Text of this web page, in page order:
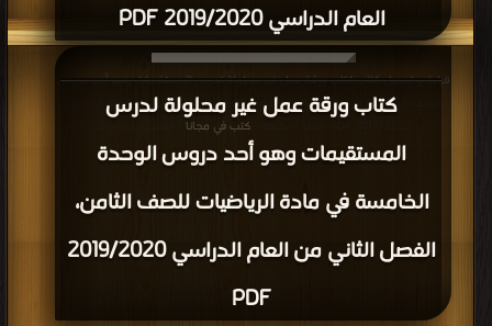
العام الدراسي 2019/2020 PDF
كتاب ورقة عمل غير محلولة لدرس
المستقيمات وهو أحد دروس الوحدة
الخامسة في مادة الرياضيات للصف الثامن،
الفصل الثاني من العام الدراسي 2019/2020
PDF
قراءة و تحميل كتاب كتاب ورقة عمل غير محلولة لدرس المستقيمات وهو أحد دروس
الوحدة الخامسة في مادة الرياضيات للصف الثامن، الفصل الثاني من العام الدراسي
كتب في مجانا